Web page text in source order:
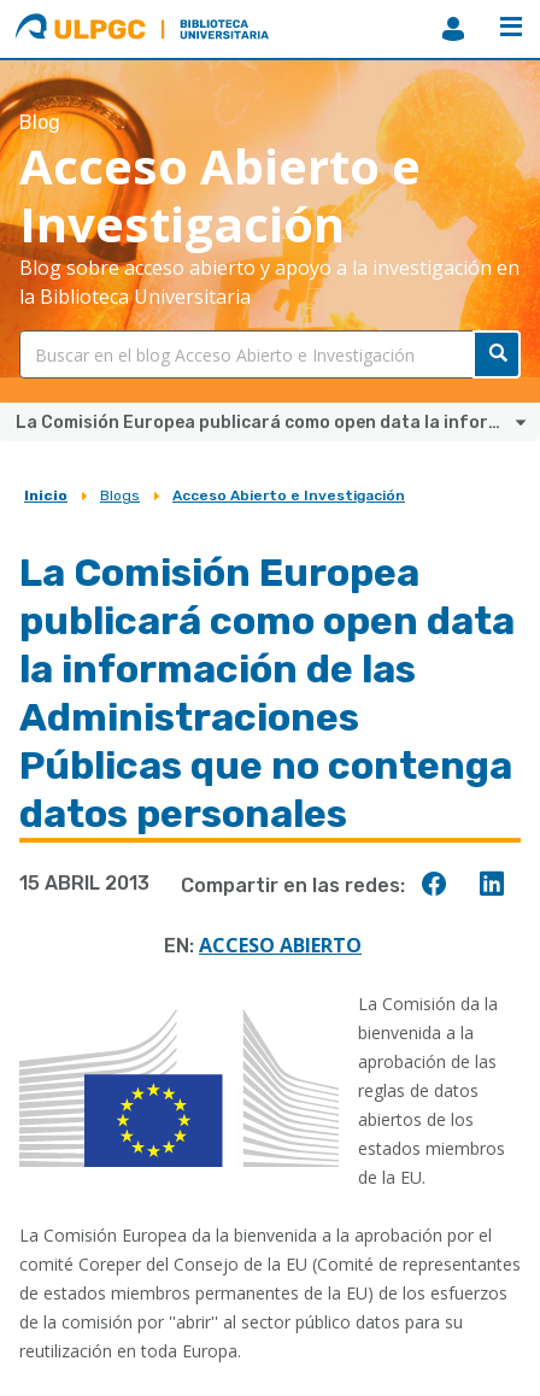
ULPGC
Biblioteca
ULPGC
Blog
Acceso Abierto e
Investigación
Blog sobre acceso abierto y apoyo a la investigación en
la Biblioteca Universitaria
La Comisión Europea publicará como open data la información de las Administraciones Públicas que no contenga datos personales
Sobrescribir
de
ayuda
a
la
navegación
Inicio Blogs Acceso Abierto e Investigación
La Comisión Europea
publicará como open data
la información de las
Administraciones
Públicas que no contenga
datos personales
15 ABRIL 2013 Compartir en las redes:
EN: ACCESO ABIERTO
La Comisión da la
bienvenida a la
aprobación de las
reglas de datos
abiertos de los
estados miembros
de la EU.
La Comisión Europea da la bienvenida a la aprobación por el
comité Coreper del Consejo de la EU (Comité de representantes
de estados miembros permanentes de la EU) de los esfuerzos
de la comisión por ''abrir'' al sector público datos para su
reutilización en toda Europa.